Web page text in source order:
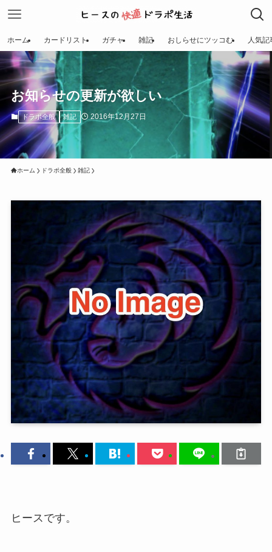
ホーム カードリスト ガチャ 雑記 おしらせにツッコむ 人気記
お知らせの更新が欲しい
ドラポ全般 雑記 2016年12月27日
ホーム ドラポ全般 雑記
ヒースです。